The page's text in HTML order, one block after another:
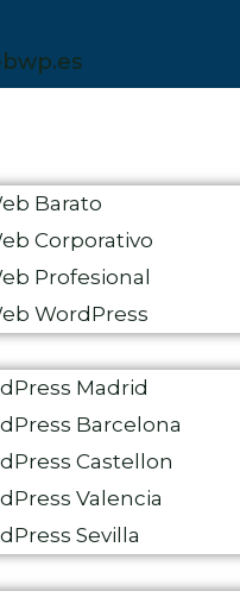
Barato
Corporativo
Profesional
WordPress
Madrid
Barcelona
Castellon
Valencia
Sevilla